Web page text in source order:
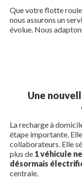
Que votre flotte roule
nous assurons un
évolue. Nous
Une
La recharge à
étape importante.
collaborateurs. Elle
plus de 1 véhicule
désormais
centrale.